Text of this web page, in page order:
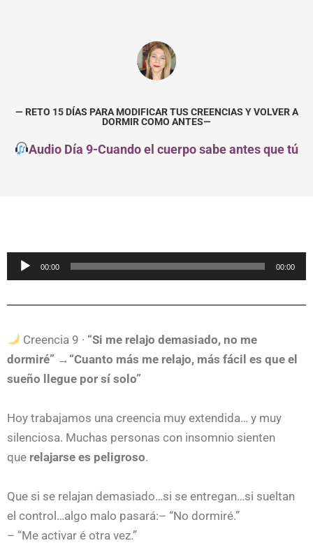
— RETO 15 DÍAS PARA MODIFICAR TUS CREENCIAS Y VOLVER A
DORMIR COMO ANTES—
Audio Día 9-Cuando el cuerpo sabe antes que tú
Reproductor
de
00:00 00:00
Creencia 9 · “Si me relajo demasiado, no me
dormiré” → “Cuanto más me relajo, más fácil es que el
sueño llegue por sí solo”
Hoy trabajamos una creencia muy extendida… y muy
silenciosa. Muchas personas con insomnio sienten
que relajarse es peligroso.
Que si se relajan demasiado…si se entregan…si sueltan
el control…algo malo pasará:– “No dormiré.”
– “Me activar é otra vez.”